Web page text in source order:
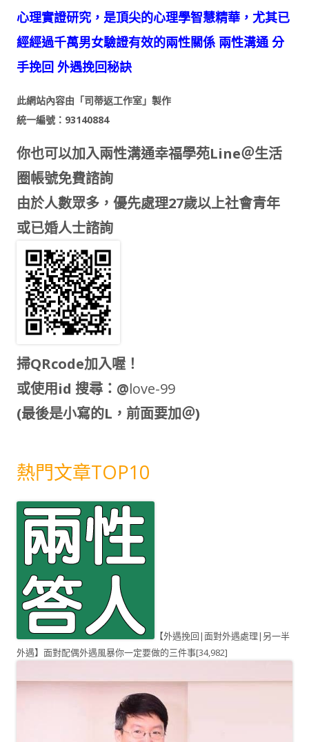
心理實證研究，是頂尖的心理學智慧精華，尤其已
經經過千萬男女驗證有效的兩性關係 兩性溝通 分
手挽回 外遇挽回秘訣
此網站內容由「司蒂返工作室」製作
統一編號：93140884
你也可以加入兩性溝通幸福學苑Line＠生活
圈帳號免費諮詢
由於人數眾多，優先處理27歲以上社會青年
或已婚人士諮詢
掃QRcode加入喔！
或使用id 搜尋：@love-99
(最後是小寫的L，前面要加＠)
熱門文章TOP10
【外遇挽回|面對外遇處理|另一半
外遇】面對配偶外遇風暴你一定要做的三件事[34,982]